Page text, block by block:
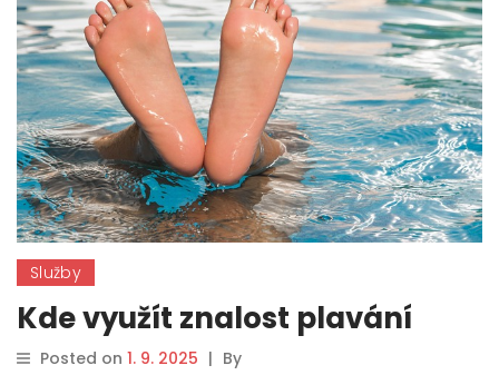
Služby
Kde využít znalost plavání
Posted on 1. 9. 2025 | By